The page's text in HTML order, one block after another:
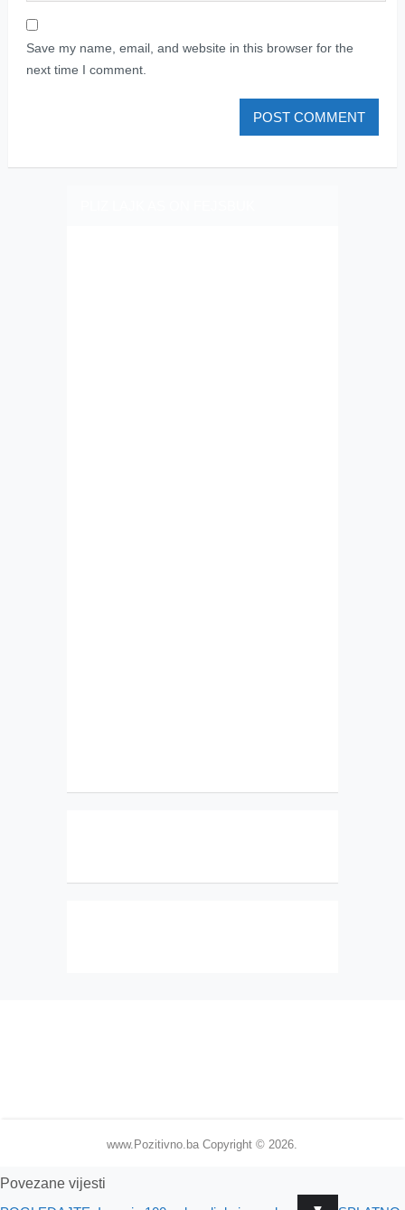
Save my name, email, and website in this browser for the
next time I comment.
www.Pozitivno.ba Copyright © 2026.
Povezane vijesti